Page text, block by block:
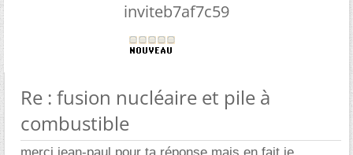
inviteb7af7c59
Re : fusion nucléaire et pile à
combustible